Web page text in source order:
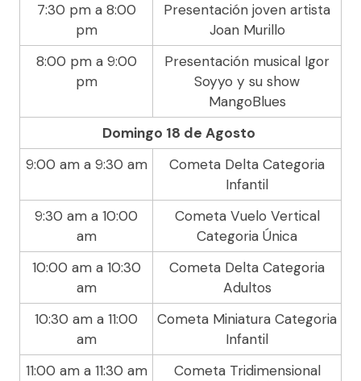
7:30 pm a 8:00
pm
Presentación joven artista
Joan Murillo
8:00 pm a 9:00
pm
Presentación musical Igor
Soyyo y su show
MangoBlues
Domingo 18 de Agosto
9:00 am a 9:30 am
Cometa Delta Categoria
Infantil
9:30 am a 10:00
am
Cometa Vuelo Vertical
Categoria Única
10:00 am a 10:30
am
Cometa Delta Categoria
Adultos
10:30 am a 11:00
am
Cometa Miniatura Categoria
Infantil
11:00 am a 11:30 am
Cometa Tridimensional